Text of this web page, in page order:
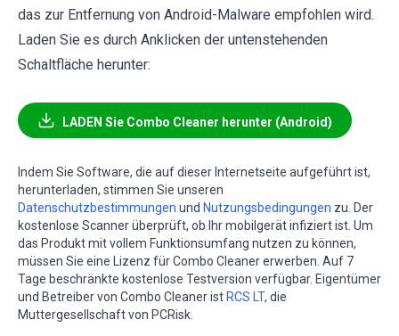
das zur Entfernung von Android-Malware empfohlen wird.
Laden Sie es durch Anklicken der untenstehenden
Schaltfläche herunter:
LADEN Sie Combo Cleaner herunter (Android)
Indem Sie Software, die auf dieser Internetseite aufgeführt ist,
herunterladen, stimmen Sie unseren
Datenschutzbestimmungen und Nutzungsbedingungen zu. Der
kostenlose Scanner überprüft, ob Ihr mobilgerät infiziert ist. Um
das Produkt mit vollem Funktionsumfang nutzen zu können,
müssen Sie eine Lizenz für Combo Cleaner erwerben. Auf 7
Tage beschränkte kostenlose Testversion verfügbar. Eigentümer
und Betreiber von Combo Cleaner ist RCS LT, die
Muttergesellschaft von PCRisk.